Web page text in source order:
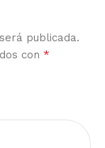
publicada.
con *